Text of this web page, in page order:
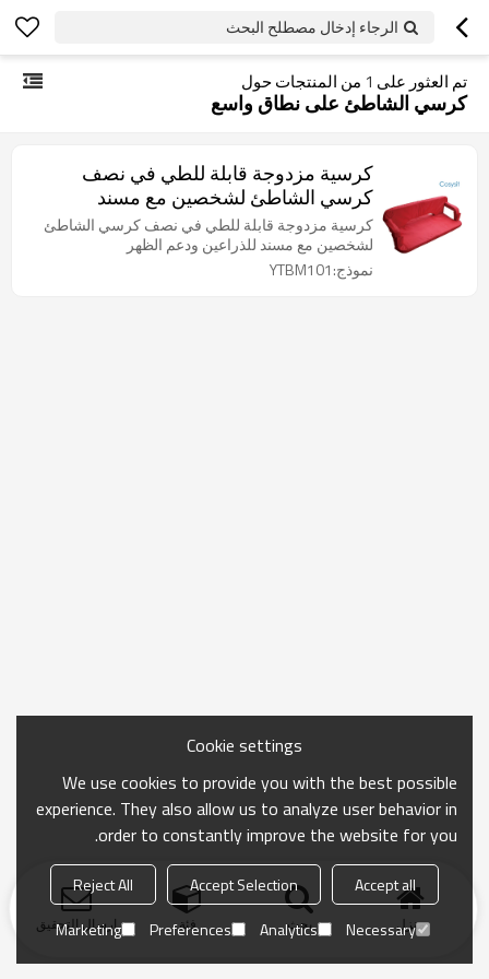
الرجاء إدخال مصطلح البحث
تم العثور على 1 من المنتجات حول
كرسي الشاطئ على نطاق واسع
كرسية مزدوجة قابلة للطي في نصف
كرسي الشاطئ لشخصين مع مسند
للذراعين ودعم الظهر
كرسية مزدوجة قابلة للطي في نصف كرسي الشاطئ
لشخصين مع مسند للذراعين ودعم الظهر
نموذج:YTBM101
منزل بحث فئة ارسال التحقيق
Cookie settings
We use cookies to provide you with the best possible
experience. They also allow us to analyze user behavior in
order to constantly improve the website for you.
Accept all
Accept Selection
Reject All
Necessary
Analytics
Preferences
Marketing